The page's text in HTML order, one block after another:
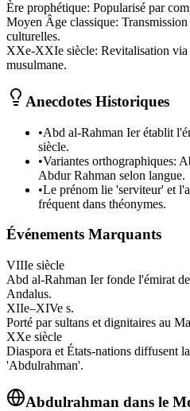
Ère prophétique: Popularisé par
Moyen Âge classique:
culturelles.
XXe-XXIe siècle: Revitalisation via
musulmane.
Anecdotes Historiques
•Abd al-Rahman Ier établit
siècle.
•Variantes orthographiques:
Abdur Rahman selon langue.
•Le prénom lie 'serviteur' et
fréquent dans théonymes.
Événements Marquants
VIIIe siècle
Abd al-Rahman Ier fonde l'émirat
Andalus.
XIIe–XIVe s.
Porté par sultans et dignitaires au
XXe siècle
Diaspora et États-nations diffusent
'Abdulrahman'.
Abdulrahman dans le